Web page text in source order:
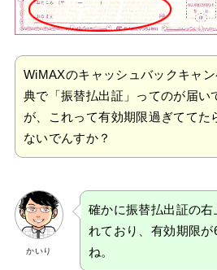
WiMAXのキャッシュバックキャ
典で「振替払出証」ってのが届い
が、これって有効期限過ぎててた
ないでんすか？
かいり
確かに振替払出証の
れており、有効期限
ね。